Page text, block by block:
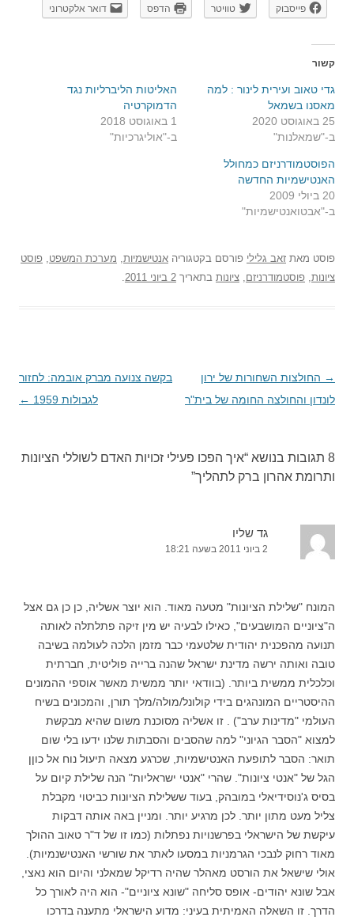
פייסבוק טוויטר הדפס דואר אלקטרוני
קשור
גדי טאוב ועירית לינור : למה
מאסנו בשמאל
25 באוגוסט 2020
ב-"שמאלנות"
האליטות הליברליות נגד
הדמוקרטיה
ב-"אוליגרכיות"
הפוסטמודרניזם כמחולל
האנטישמיות החדשה
20 ביולי 2009
ב-"אבטואנטישמיות"
פוסטמאתזאב גליליפורסם בקטגוריהאנטישמיות, מערכת המשפט, פוסט
ציונות, פוסטמודרניזם, ציונותבתאריך2 ביוני 2011 .
ניווט
בפוסטים
→החולצות השחורות של ירון
לונדון והחולצה החומה של בית"ר
בקשה צנועה מברק אובמה: לחזור
לגבולות 1959
←
8 תגובות בנושא “
איך הפכו פעילי זכויות האדם לשוללי הציונות
ותרומת אהרון ברק לתהליך”
גד שליו
המונח "שלילת הציונות" מטעה מאוד. הוא יוצר אשליה, כן כן גם אצל
ה"ציוניים המושבעים", כאילו לבעיה יש מין זיקה פתלתלה לאותה
תנועה מהפכנית יהודית שלטעמי כבר מזמן הלכה לעולמה בשיבה
טובה ואותה ירשה מדינת ישראל שהנה ברייה פוליטית, חברתית
וכלכלית ממשית ביותר. (בוודאי יותר ממשית מאשר אוספי ההמונים
ההיסטריים המונהגים בידי קולונל/מולה/מלך תורן, והמכונים בשיח
העולמי "מדינות ערב") . זו אשליה מסוכנת משום שהיא מבקשת
למצוא "הסבר הגיוני" למה שהסבים והסבתות שלנו ידעו בלי שום
תואר: הסבר לתופעת האנטישמיות, שכרגע מצאה תיעול נוח אל כוןן
הגל של "אנטי ציונות". שהרי "אנטי ישראליות" הנה שלילת קיום על
בסיס ג'נוסידיאלי במובהק, בעוד ששלילת הציונות כביטוי מקבלת
צליל מעט מתון יותר. לכן מרגיע יותר. ומניין באה אותה דבקות
עיקשת של הישראלי בפרשנויות נפתלות (כמו זו של ד"ר טאוב ההולך
מאוד רחוק לנבכי הגרמניות במסעו לאתר את שורשי האנטישנמיות).
אולי שישאל את הורסט מאהלר שהיה רדיקל שמאלני והיום הוא נאצי,
אבל שונא יהודים- אופס סליחה "שונא ציוניים"- הוא היה לאורך כל
הדרך. זו השאלה האמיתית בעיני: מדוע הישראלי מתענה בדרכו